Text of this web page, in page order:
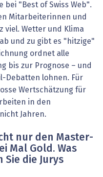
bei "Best of Swiss Web".
Mitarbeiterinnen und
viel. Wetter und Klima
und zu gibt es "hitzige"
ordnet alle
bis zur Prognose – und
Debatten lohnen. Für
Wertschätzung für
in den
Jahren.
nur den Master-
Mal Gold. Was
Sie die Jurys